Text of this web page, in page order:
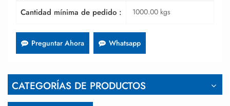
Cantidad mínima de pedido : 1000.00 kgs
Preguntar Ahora Whatsapp
CATEGORÍAS DE PRODUCTOS